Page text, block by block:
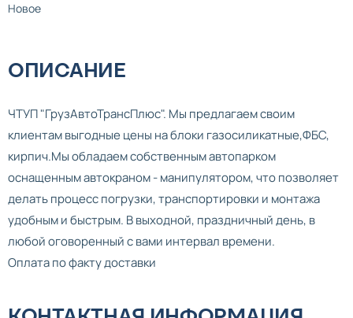
Новое
ОПИСАНИЕ
ЧТУП "ГрузАвтоТрансПлюс". Мы предлагаем своим
клиентам выгодные цены на блоки газосиликатные,ФБС,
кирпич.Мы обладаем собственным автопарком
оснащенным автокраном - манипулятором, что позволяет
делать процесс погрузки, транспортировки и монтажа
удобным и быстрым. В выходной, праздничный день, в
любой оговоренный с вами интервал времени.
Оплата по факту доставки